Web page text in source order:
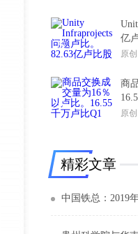
亿
原创
5
商
原创
6
精彩文章
中国铁总：2019